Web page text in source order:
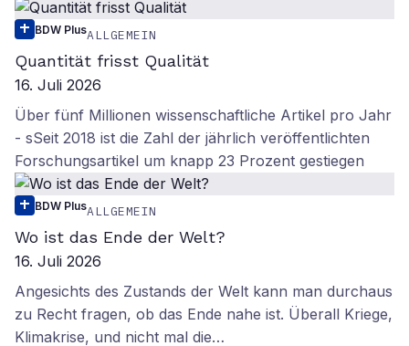
BDW PlusALLGEMEIN
Quantität frisst Qualität
16. Juli 2026
Über fünf Millionen wissenschaftliche Artikel pro Jahr
- sSeit 2018 ist die Zahl der jährlich veröffentlichten
Forschungsartikel um knapp 23 Prozent gestiegen
BDW PlusALLGEMEIN
Wo ist das Ende der Welt?
16. Juli 2026
Angesichts des Zustands der Welt kann man durchaus
zu Recht fragen, ob das Ende nahe ist. Überall Kriege,
Klimakrise, und nicht mal die…